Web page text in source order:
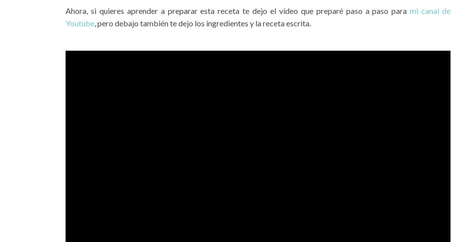
Ahora, si quieres aprender a preparar esta receta te dejo el vídeo que preparé paso a paso parami canal de
Youtube , pero debajo también te dejo los ingredientes y la receta escrita.